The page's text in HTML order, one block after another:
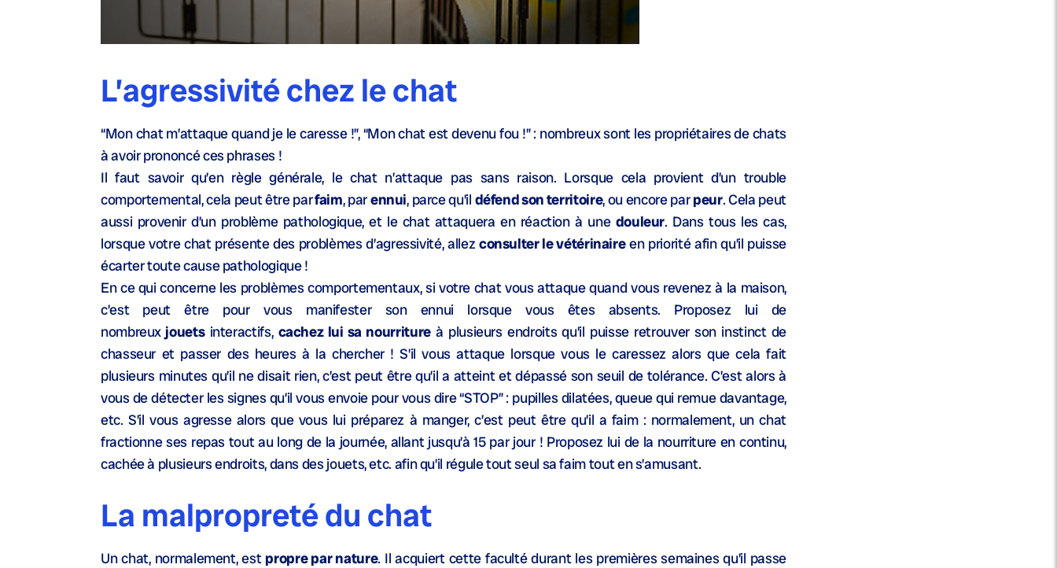
L’agressivité chez le chat
“Mon chat m’attaque quand je le caresse !”, “Mon chat est devenu fou !” : nombreux sont les propriétaires de chats
à avoir prononcé ces phrases !
Il faut savoir qu’en règle générale, le chat n’attaque pas sans raison. Lorsque cela provient d’un trouble
comportemental, cela peut être parfaim, parennui, parce qu’il défend son territoire, ou encore parpeur. Cela peut
aussi provenir d’un problème pathologique, et le chat attaquera en réaction à une douleur. Dans tous les cas,
lorsque votre chat présente des problèmes d’agressivité, allezconsulter le vétérinaireen priorité afin qu’il puisse
écarter toute cause pathologique !
En ce qui concerne les problèmes comportementaux, si votre chat vous attaque quand vous revenez à la maison,
c’est peut être pour vous manifester son ennui lorsque vous êtes absents. Proposez lui de
nombreux jouetsinteractifs, cachez lui sa nourriture à plusieurs endroits qu’il puisse retrouver son instinct de
chasseur et passer des heures à la chercher ! S’il vous attaque lorsque vous le caressez alors que cela fait
plusieurs minutes qu’il ne disait rien, c’est peut être qu’il a atteint et dépassé son seuil de tolérance. C’est alors à
vous de détecter les signes qu’il vous envoie pour vous dire “STOP” : pupilles dilatées, queue qui remue davantage,
etc. S’il vous agresse alors que vous lui préparez à manger, c’est peut être qu’il a faim : normalement, un chat
fractionne ses repas tout au long de la journée, allant jusqu’à 15 par jour ! Proposez lui de la nourriture en continu,
cachée à plusieurs endroits, dans des jouets, etc. afin qu’il régule tout seul sa faim tout en s’amusant.
La malpropreté du chat
Un chat, normalement, est propre par nature. Il acquiert cette faculté durant les premières semaines qu’il passe